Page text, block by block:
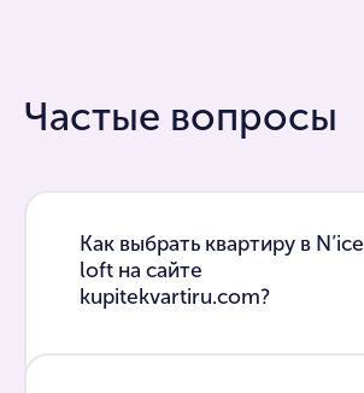
Частые вопросы
Как выбрать квартиру в N’ice
loft на сайте
kupitekvartiru.com?